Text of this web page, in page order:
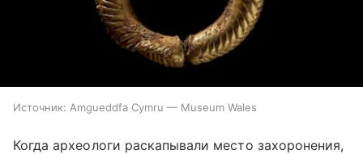
Источник: Amgueddfa Cymru — Museum Wales
Когда археологи раскапывали место захоронения,